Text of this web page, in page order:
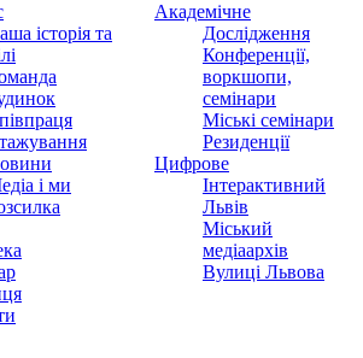
історія та
і ми
Академічне
Дослідження
Конференції,
воркшопи,
семінари
Міські семінари
Резиденції
Цифрове
Інтерактивний
Львів
Міський
медіаархів
Вулиці Львова